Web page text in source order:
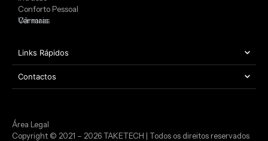
Conforto Pessoal
Câmaras
Ver mais
Links Rápidos
Contactos
Copyright © 2021 – 2026 TAKETECH | Todos os direitos reservados
Área Legal